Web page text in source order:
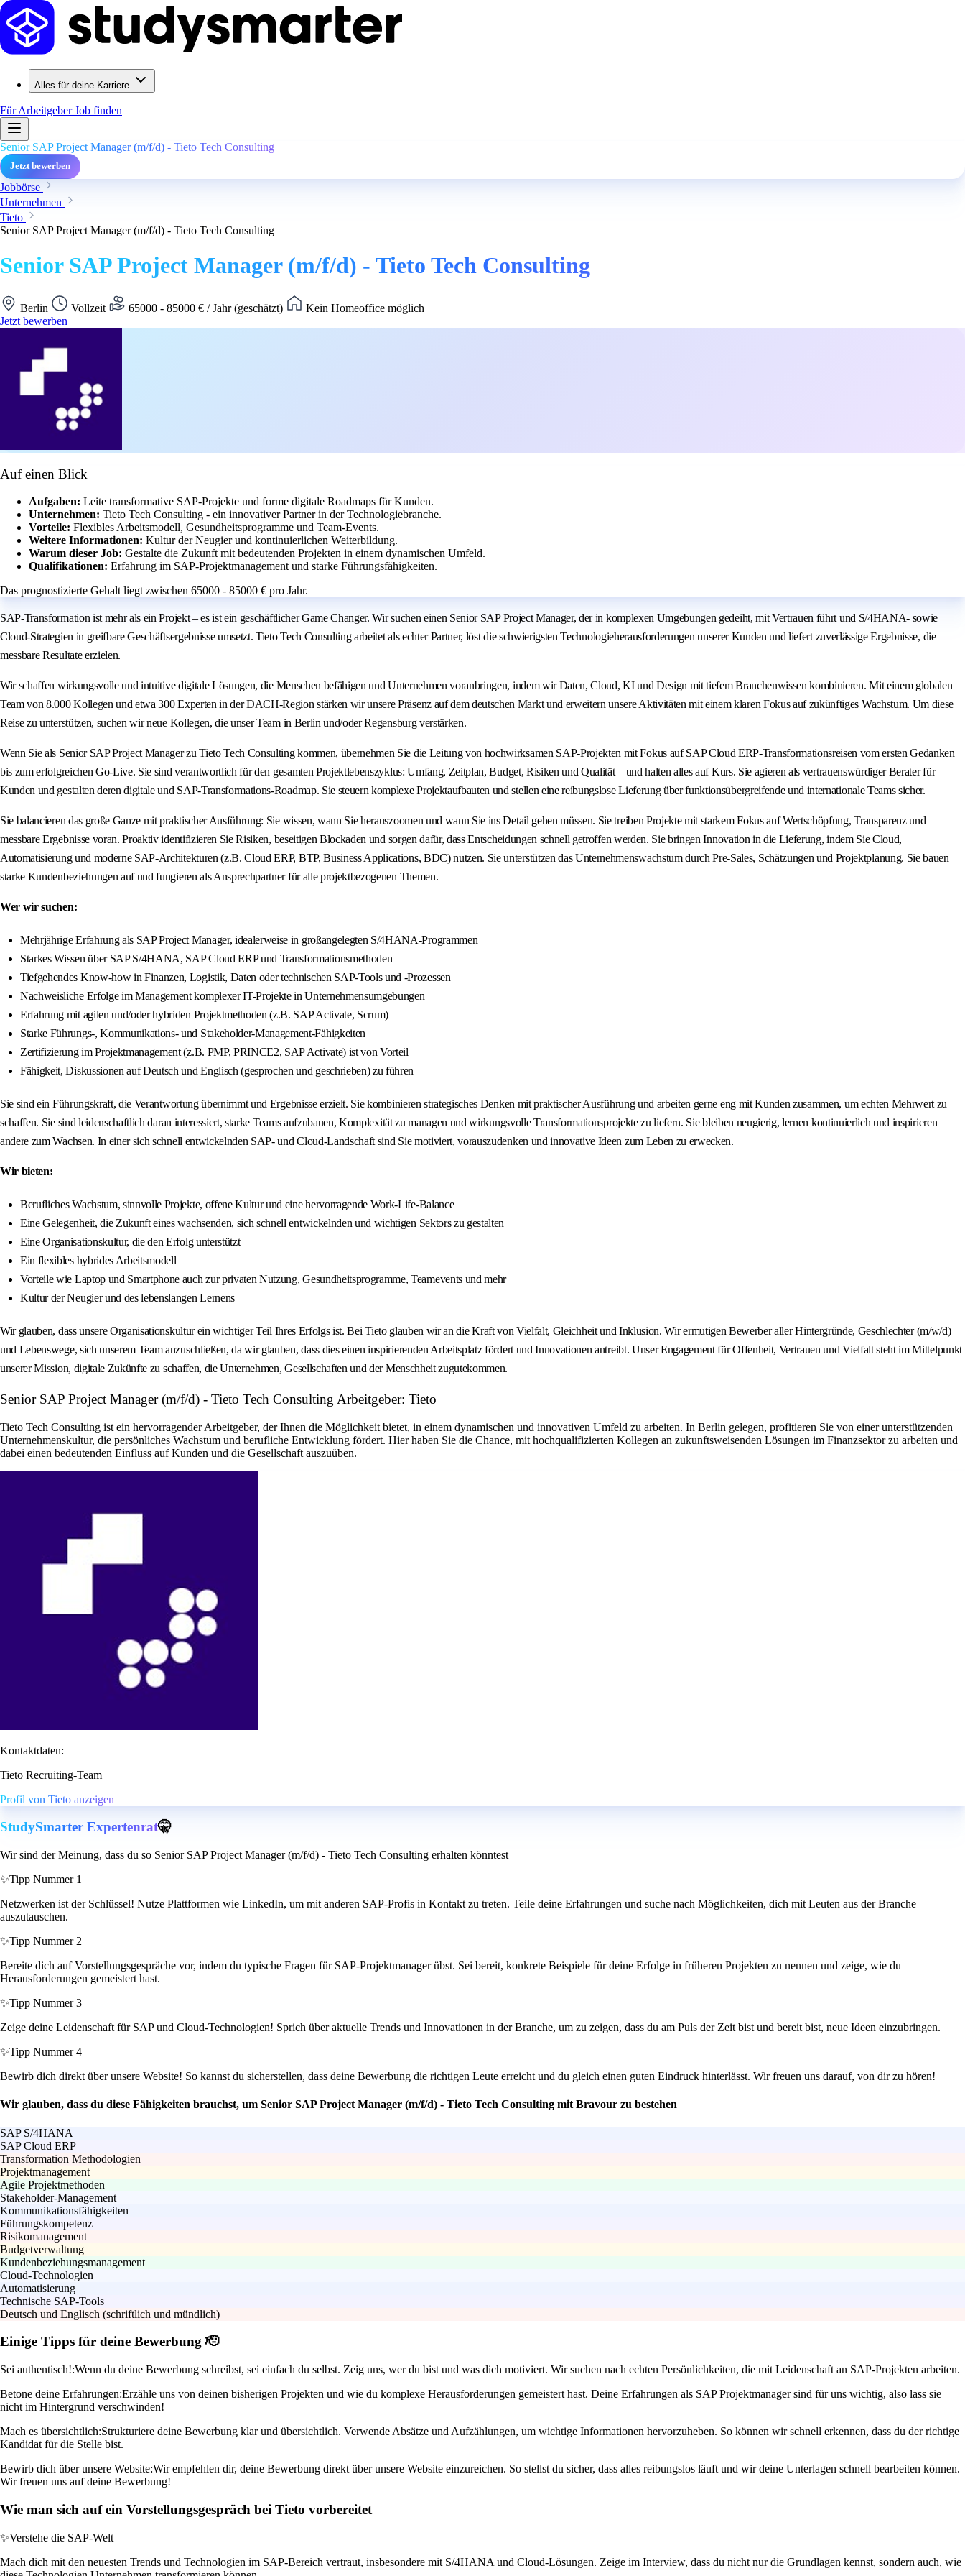
Alles für deine Karriere
Für ArbeitgeberJob finden
Senior SAP Project Manager (m/f/d) - Tieto Tech Consulting
Jetzt bewerben
Jobbörse
Unternehmen
Tieto
Senior SAP Project Manager (m/f/d) - Tieto Tech Consulting
Senior SAP Project Manager (m/f/d) - Tieto Tech Consulting
Berlin Vollzeit 65000 - 85000 € / Jahr (geschätzt)
Kein Homeoffice möglich
Jetzt bewerben
Auf einen Blick
Aufgaben: Leite transformative SAP-Projekte und forme digitale Roadmaps für Kunden.
Unternehmen: Tieto Tech Consulting - ein innovativer Partner in der Technologiebranche.
Vorteile: Flexibles Arbeitsmodell, Gesundheitsprogramme und Team-Events.
Weitere Informationen: Kultur der Neugier und kontinuierlichen Weiterbildung.
Warum dieser Job: Gestalte die Zukunft mit bedeutenden Projekten in einem dynamischen Umfeld.
Qualifikationen: Erfahrung im SAP-Projektmanagement und starke Führungsfähigkeiten.
Das prognostizierte Gehalt liegt zwischen 65000 - 85000 € pro Jahr.
SAP-Transformation ist mehr als ein Projekt – es ist ein geschäftlicher Game Changer. Wir suchen einen Senior SAP Project Manager, der in komplexen Umgebungen gedeiht, mit Vertrauen führt und S/4HANA- sowie
Cloud-Strategien in greifbare Geschäftsergebnisse umsetzt. Tieto Tech Consulting arbeitet als echter Partner, löst die schwierigsten Technologieherausforderungen unserer Kunden und liefert zuverlässige Ergebnisse, die
messbare Resultate erzielen.
Wir schaffen wirkungsvolle und intuitive digitale Lösungen, die Menschen befähigen und Unternehmen voranbringen, indem wir Daten, Cloud, KI und Design mit tiefem Branchenwissen kombinieren. Mit einem globalen
Team von 8.000 Kollegen und etwa 300 Experten in der DACH-Region stärken wir unsere Präsenz auf dem deutschen Markt und erweitern unsere Aktivitäten mit einem klaren Fokus auf zukünftiges Wachstum. Um diese
Reise zu unterstützen, suchen wir neue Kollegen, die unser Team in Berlin und/oder Regensburg verstärken.
Wenn Sie als Senior SAP Project Manager zu Tieto Tech Consulting kommen, übernehmen Sie die Leitung von hochwirksamen SAP-Projekten mit Fokus auf SAP Cloud ERP-Transformationsreisen vom ersten Gedanken
bis zum erfolgreichen Go-Live. Sie sind verantwortlich für den gesamten Projektlebenszyklus: Umfang, Zeitplan, Budget, Risiken und Qualität – und halten alles auf Kurs. Sie agieren als vertrauenswürdiger Berater für
Kunden und gestalten deren digitale und SAP-Transformations-Roadmap. Sie steuern komplexe Projektaufbauten und stellen eine reibungslose Lieferung über funktionsübergreifende und internationale Teams sicher.
Sie balancieren das große Ganze mit praktischer Ausführung: Sie wissen, wann Sie herauszoomen und wann Sie ins Detail gehen müssen. Sie treiben Projekte mit starkem Fokus auf Wertschöpfung, Transparenz und
messbare Ergebnisse voran. Proaktiv identifizieren Sie Risiken, beseitigen Blockaden und sorgen dafür, dass Entscheidungen schnell getroffen werden. Sie bringen Innovation in die Lieferung, indem Sie Cloud,
Automatisierung und moderne SAP-Architekturen (z.B. Cloud ERP, BTP, Business Applications, BDC) nutzen. Sie unterstützen das Unternehmenswachstum durch Pre-Sales, Schätzungen und Projektplanung. Sie bauen
starke Kundenbeziehungen auf und fungieren als Ansprechpartner für alle projektbezogenen Themen.
Wer wir suchen:
Mehrjährige Erfahrung als SAP Project Manager, idealerweise in großangelegten S/4HANA-Programmen
Starkes Wissen über SAP S/4HANA, SAP Cloud ERP und Transformationsmethoden
Tiefgehendes Know-how in Finanzen, Logistik, Daten oder technischen SAP-Tools und -Prozessen
Nachweisliche Erfolge im Management komplexer IT-Projekte in Unternehmensumgebungen
Erfahrung mit agilen und/oder hybriden Projektmethoden (z.B. SAP Activate, Scrum)
Starke Führungs-, Kommunikations- und Stakeholder-Management-Fähigkeiten
Zertifizierung im Projektmanagement (z.B. PMP, PRINCE2, SAP Activate) ist von Vorteil
Fähigkeit, Diskussionen auf Deutsch und Englisch (gesprochen und geschrieben) zu führen
Sie sind ein Führungskraft, die Verantwortung übernimmt und Ergebnisse erzielt. Sie kombinieren strategisches Denken mit praktischer Ausführung und arbeiten gerne eng mit Kunden zusammen, um echten Mehrwert zu
schaffen. Sie sind leidenschaftlich daran interessiert, starke Teams aufzubauen, Komplexität zu managen und wirkungsvolle Transformationsprojekte zu liefern. Sie bleiben neugierig, lernen kontinuierlich und inspirieren
andere zum Wachsen. In einer sich schnell entwickelnden SAP- und Cloud-Landschaft sind Sie motiviert, vorauszudenken und innovative Ideen zum Leben zu erwecken.
Wir bieten:
Berufliches Wachstum, sinnvolle Projekte, offene Kultur und eine hervorragende Work-Life-Balance
Eine Gelegenheit, die Zukunft eines wachsenden, sich schnell entwickelnden und wichtigen Sektors zu gestalten
Eine Organisationskultur, die den Erfolg unterstützt
Ein flexibles hybrides Arbeitsmodell
Vorteile wie Laptop und Smartphone auch zur privaten Nutzung, Gesundheitsprogramme, Teamevents und mehr
Kultur der Neugier und des lebenslangen Lernens
Wir glauben, dass unsere Organisationskultur ein wichtiger Teil Ihres Erfolgs ist. Bei Tieto glauben wir an die Kraft von Vielfalt, Gleichheit und Inklusion. Wir ermutigen Bewerber aller Hintergründe, Geschlechter (m/w/d)
und Lebenswege, sich unserem Team anzuschließen, da wir glauben, dass dies einen inspirierenden Arbeitsplatz fördert und Innovationen antreibt. Unser Engagement für Offenheit, Vertrauen und Vielfalt steht im Mittelpunkt
unserer Mission, digitale Zukünfte zu schaffen, die Unternehmen, Gesellschaften und der Menschheit zugutekommen.
Senior SAP Project Manager (m/f/d) - Tieto Tech Consulting Arbeitgeber: Tieto
Tieto Tech Consulting ist ein hervorragender Arbeitgeber, der Ihnen die Möglichkeit bietet, in einem dynamischen und innovativen Umfeld zu arbeiten. In Berlin gelegen, profitieren Sie von einer unterstützenden
Unternehmenskultur, die persönliches Wachstum und berufliche Entwicklung fördert. Hier haben Sie die Chance, mit hochqualifizierten Kollegen an zukunftsweisenden Lösungen im Finanzsektor zu arbeiten und
dabei einen bedeutenden Einfluss auf Kunden und die Gesellschaft auszuüben.
Kontaktdaten:
Tieto Recruiting-Team
Profil von Tieto anzeigen
StudySmarter Expertenrat🤫
Wir sind der Meinung, dass du so Senior SAP Project Manager (m/f/d) - Tieto Tech Consulting erhalten könntest
✨Tipp Nummer 1
Netzwerken ist der Schlüssel! Nutze Plattformen wie LinkedIn, um mit anderen SAP-Profis in Kontakt zu treten. Teile deine Erfahrungen und suche nach Möglichkeiten, dich mit Leuten aus der Branche
auszutauschen.
✨Tipp Nummer 2
Bereite dich auf Vorstellungsgespräche vor, indem du typische Fragen für SAP-Projektmanager übst. Sei bereit, konkrete Beispiele für deine Erfolge in früheren Projekten zu nennen und zeige, wie du
Herausforderungen gemeistert hast.
✨Tipp Nummer 3
Zeige deine Leidenschaft für SAP und Cloud-Technologien! Sprich über aktuelle Trends und Innovationen in der Branche, um zu zeigen, dass du am Puls der Zeit bist und bereit bist, neue Ideen einzubringen.
✨Tipp Nummer 4
Bewirb dich direkt über unsere Website! So kannst du sicherstellen, dass deine Bewerbung die richtigen Leute erreicht und du gleich einen guten Eindruck hinterlässt. Wir freuen uns darauf, von dir zu hören!
Wir glauben, dass du diese Fähigkeiten brauchst, um Senior SAP Project Manager (m/f/d) - Tieto Tech Consulting mit Bravour zu bestehen
SAP S/4HANA
SAP Cloud ERP
Transformation Methodologien
Projektmanagement
Agile Projektmethoden
Stakeholder-Management
Kommunikationsfähigkeiten
Führungskompetenz
Risikomanagement
Budgetverwaltung
Kundenbeziehungsmanagement
Cloud-Technologien
Automatisierung
Technische SAP-Tools
Deutsch und Englisch (schriftlich und mündlich)
Einige Tipps für deine Bewerbung 🫡
Sei authentisch!:Wenn du deine Bewerbung schreibst, sei einfach du selbst. Zeig uns, wer du bist und was dich motiviert. Wir suchen nach echten Persönlichkeiten, die mit Leidenschaft an SAP-Projekten arbeiten.
Betone deine Erfahrungen:Erzähle uns von deinen bisherigen Projekten und wie du komplexe Herausforderungen gemeistert hast. Deine Erfahrungen als SAP Projektmanager sind für uns wichtig, also lass sie
nicht im Hintergrund verschwinden!
Mach es übersichtlich:Strukturiere deine Bewerbung klar und übersichtlich. Verwende Absätze und Aufzählungen, um wichtige Informationen hervorzuheben. So können wir schnell erkennen, dass du der richtige
Kandidat für die Stelle bist.
Bewirb dich über unsere Website:Wir empfehlen dir, deine Bewerbung direkt über unsere Website einzureichen. So stellst du sicher, dass alles reibungslos läuft und wir deine Unterlagen schnell bearbeiten können.
Wir freuen uns auf deine Bewerbung!
Wie man sich auf ein Vorstellungsgespräch bei Tieto vorbereitet
✨Verstehe die SAP-Welt
Mach dich mit den neuesten Trends und Technologien im SAP-Bereich vertraut, insbesondere mit S/4HANA und Cloud-Lösungen. Zeige im Interview, dass du nicht nur die Grundlagen kennst, sondern auch, wie